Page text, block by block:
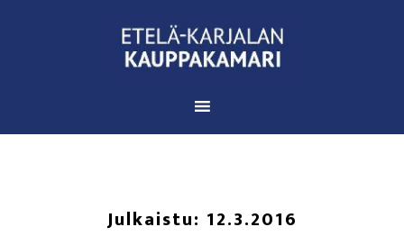
Julkaistu: 12.3.2016